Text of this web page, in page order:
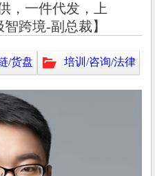
，一件代发，上
跨境-副总裁】
/货盘 培训/咨询/法律